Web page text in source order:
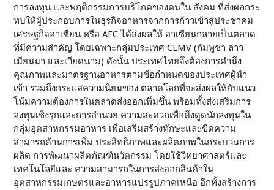
การลงทุน และพฤติกรรมการบริโภคของคนใน สังคม ที่ส่งผลกระ
ทบให้ผู้ประกอบการในธุรกิจอาหารจากการก้าวเข้าสู่ประชาคม
เศรษฐกิจอาเซียน หรือ AEC ได้ส่งผลให้ อาเซียนกลายเป็นตลาด
ที่มีความสำคัญ โดยเฉพาะกลุ่มประเทศ CLMV (กัมพูชา ลาว
เมียนมา และเวียดนาม) ดังนั้น ประเทศไทยจึงต้องการคำนึง
คุณภาพและมาตรฐานอาหารตามข้อกำหนดของประเทศผู้นำ
เข้า รวมถึงกระแสความนิยมของ ตลาดโลกที่จะส่งผลให้กับแนว
โน้มความต้องการในตลาดส่งออกเพิ่มขึ้น พร้อมทั้งส่งเสริมการ
ลงทุนเชิงรุกและการอำนวย ความสะดวกเพื่อดึงดูดนักลงทุนใน
กลุ่มอุตสาหกรรมอาหาร เพื่อเสริมสร้างทักษะและขีดความ
สามารถด้านการเพิ่ม ประสิทธิภาพและผลิตภาพในกระบวนการ
ผลิต การพัฒนาผลิตภัณฑ์นวัตกรรม โดยใช้วิทยาศาสตร์และ
เทคโนโลยีและ ความสามารถในการส่งออกสินค้าใน
อุตสาหกรรมเกษตรและอาหารแปรรูปภาคเหนือ อีกทั้งสร้างการ